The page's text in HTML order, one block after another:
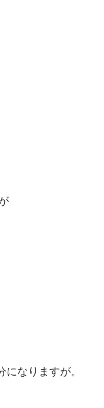
になりますが。